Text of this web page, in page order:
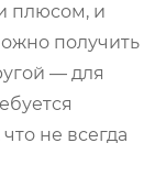
плюсом, и
получить
— для
не всегда